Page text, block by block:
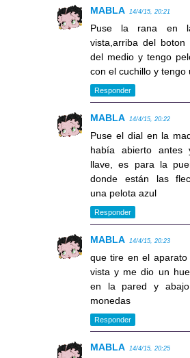
MABLA 14/4/15, 20:21
Puse la rana en
vista,arriba del
del medio y tengo
con el cuchillo y tengo
Responder
MABLA 14/4/15, 20:22
Puse el dial en la
había abierto antes
llave, es para la
donde están las
una pelota azul
Responder
MABLA 14/4/15, 20:23
que tire en el
vista y me dio un
en la pared y
monedas
Responder
MABLA 14/4/15, 20:25